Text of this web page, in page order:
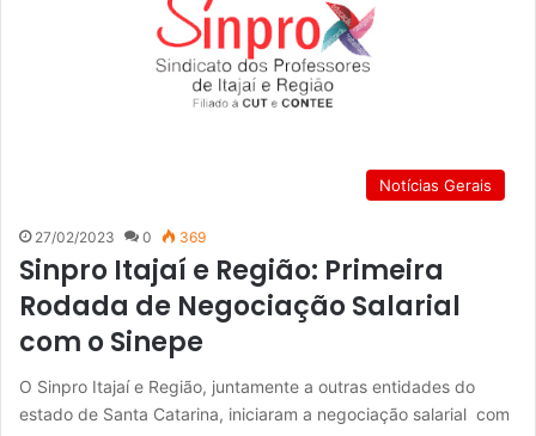
Notícias Gerais
27/02/2023 0 369
Sinpro Itajaí e Região: Primeira
Rodada de Negociação Salarial
com o Sinepe
O Sinpro Itajaí e Região, juntamente a outras entidades do
estado de Santa Catarina, iniciaram a negociação salarial com